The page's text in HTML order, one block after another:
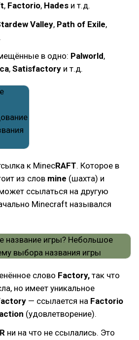
, Factorio, Hades и т.д.
Valley, Path of Exile,
в одно: Palworld,
, Satisfactory и т.д.
к MinecRAFT. Которое в
из слов mine (шахта) и
ссылаться на другую
Minecraft назывался
слово Factory, так что
но имеет уникальное
— ссылается на Factorio
(удовлетворение).
ни на что не ссылались. Это